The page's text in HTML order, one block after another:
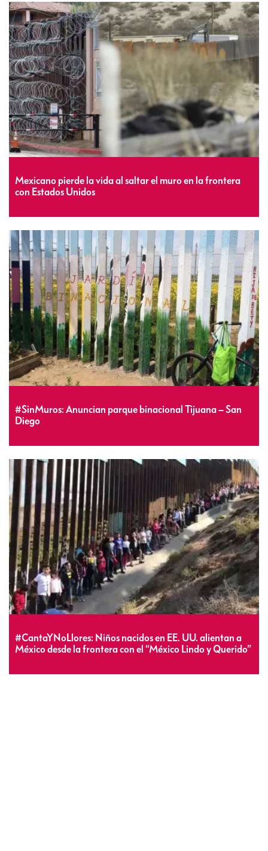
Mexicano pierde la vida al saltar el muro en la frontera
con Estados Unidos
#SinMuros: Anuncian parque binacional Tijuana – San
Diego
#CantaYNoLlores: Niños nacidos en EE. UU. alientan a
México desde la frontera con el “México Lindo y Querido”